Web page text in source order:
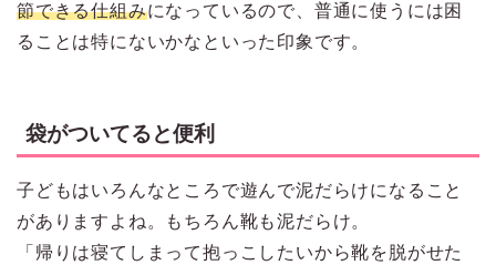
節できる仕組みになっているので、普通に使うには困
ることは特にないかなといった印象です。
袋がついてると便利
子どもはいろんなところで遊んで泥だらけになること
がありますよね。もちろん靴も泥だらけ。
「帰りは寝てしまって抱っこしたいから靴を脱がせた